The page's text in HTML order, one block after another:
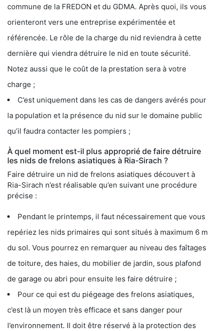
commune de la FREDON et du GDMA. Après quoi, ils vous
orienteront vers une entreprise expérimentée et
référencée. Le rôle de la charge du nid reviendra à cette
dernière qui viendra détruire le nid en toute sécurité.
Notez aussi que le coût de la prestation sera à votre
charge ;
C’est uniquement dans les cas de dangers avérés pour
la population et la présence du nid sur le domaine public
qu’il faudra contacter les pompiers ;
À quel moment est-il plus approprié de faire détruire
les nids de frelons asiatiques à Ria-Sirach ?
Faire détruire un nid de frelons asiatiques découvert à
Ria-Sirach n’est réalisable qu’en suivant une procédure
précise :
Pendant le printemps, il faut nécessairement que vous
repériez les nids primaires qui sont situés à maximum 6 m
du sol. Vous pourrez en remarquer au niveau des faîtages
de toiture, des haies, du mobilier de jardin, sous plafond
de garage ou abri pour ensuite les faire détruire ;
Pour ce qui est du piégeage des frelons asiatiques,
c’est là un moyen très efficace et sans danger pour
l’environnement. Il doit être réservé à la protection des